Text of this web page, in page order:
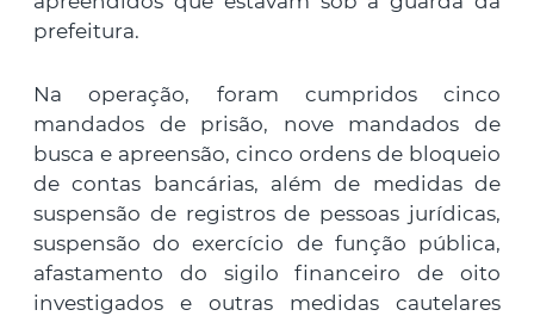
prefeitura.
Na operação, foram cumpridos cinco
mandados de prisão, nove mandados de
busca e apreensão, cinco ordens de bloqueio
de contas bancárias, além de medidas de
suspensão de registros de pessoas jurídicas,
suspensão do exercício de função pública,
afastamento do sigilo financeiro de oito
investigados e outras medidas cautelares